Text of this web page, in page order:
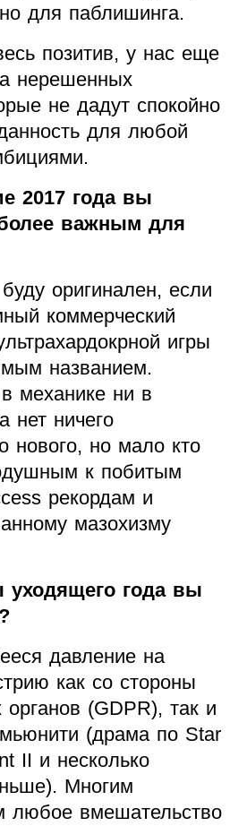
для паблишинга.
позитив, у нас еще
нерешенных
не дадут спокойно
для любой
2017 года вы
важным для
оригинален, если
коммерческий
игры
названием.
механике ни в
нет ничего
нового, но мало кто
к побитым
рекордам и
мазохизму
уходящего года вы
давление на
как со стороны
(GDPR), так и
(драма по Star
II и несколько
Многим
любое вмешательство